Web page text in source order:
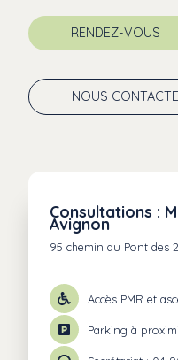
RENDEZ-VOUS
NOUS
Consultations :
Avignon
95 chemin du Pont des
Accès PMR et
Parking à